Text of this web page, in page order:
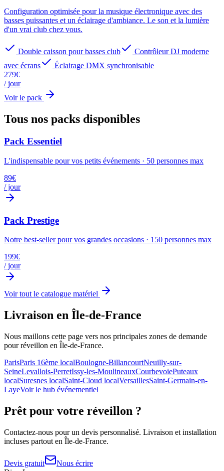
Configuration optimisée pour la musique électronique avec des
basses puissantes et un éclairage d'ambiance. Le son et la lumière
d'un vrai club chez vous.
Double caisson pour basses club
Contrôleur DJ moderne
avec écrans
Éclairage DMX synchronisable
279€
/ jour
Voir le pack
Tous nos packs disponibles
Pack Essentiel
L'indispensable pour vos petits événements · 50 personnes max
89€
/ jour
Pack Prestige
Notre best-seller pour vos grandes occasions · 150 personnes max
199€
/ jour
Voir tout le catalogue matériel
Livraison en Île-de-France
Nous maillons cette page vers nos principales zones de demande
pourréveillon en Île-de-France.
ParisParis 16ème localBoulogne-BillancourtNeuilly-sur-
SeineLevallois-PerretIssy-les-MoulineauxCourbevoiePuteaux
localSuresnes localSaint-Cloud localVersaillesSaint-Germain-en-
LayeVoir le hub événementiel
Prêt pour votre réveillon ?
Contactez-nous pour un devis personnalisé. Livraison et installation
incluses partout en Île-de-France.
Devis gratuit
Nous écrire